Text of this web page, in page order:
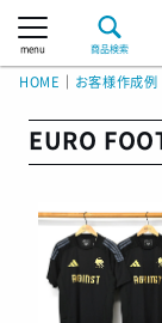
menu 商品検索
HOME お客様作成例
EURO